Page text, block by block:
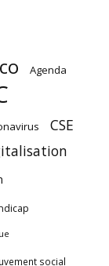
Agenda
CSE
social